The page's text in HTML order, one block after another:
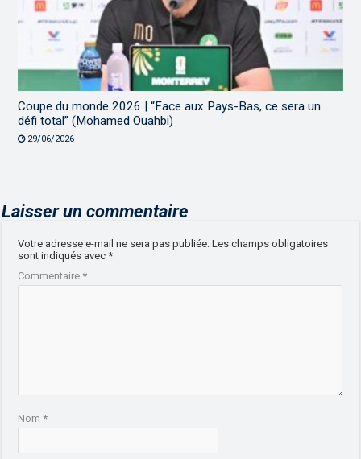
Coupe du monde 2026 | “Face aux Pays-Bas, ce sera un
défi total” (Mohamed Ouahbi)
29/06/2026
Laisser un commentaire
Votre adresse e-mail ne sera pas publiée. Les champs obligatoires
sont indiqués avec*
Commentaire*
Nom*